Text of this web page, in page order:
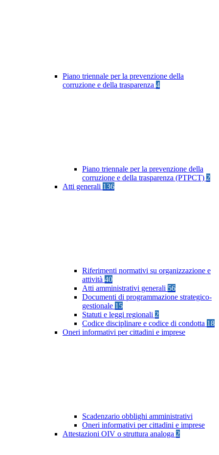
Piano triennale per la prevenzione della
corruzione e della trasparenza 4
Piano triennale per la prevenzione della
corruzione e della trasparenza (PTPCT) 2
Atti generali 136
Riferimenti normativi su organizzazione e
attività 40
Atti amministrativi generali 56
Documenti di programmazione strategico-
gestionale 15
Statuti e leggi regionali 2
Codice disciplinare e codice di condotta 18
Oneri informativi per cittadini e imprese
Scadenzario obblighi amministrativi
Oneri informativi per cittadini e imprese
Attestazioni OIV o struttura analoga 2